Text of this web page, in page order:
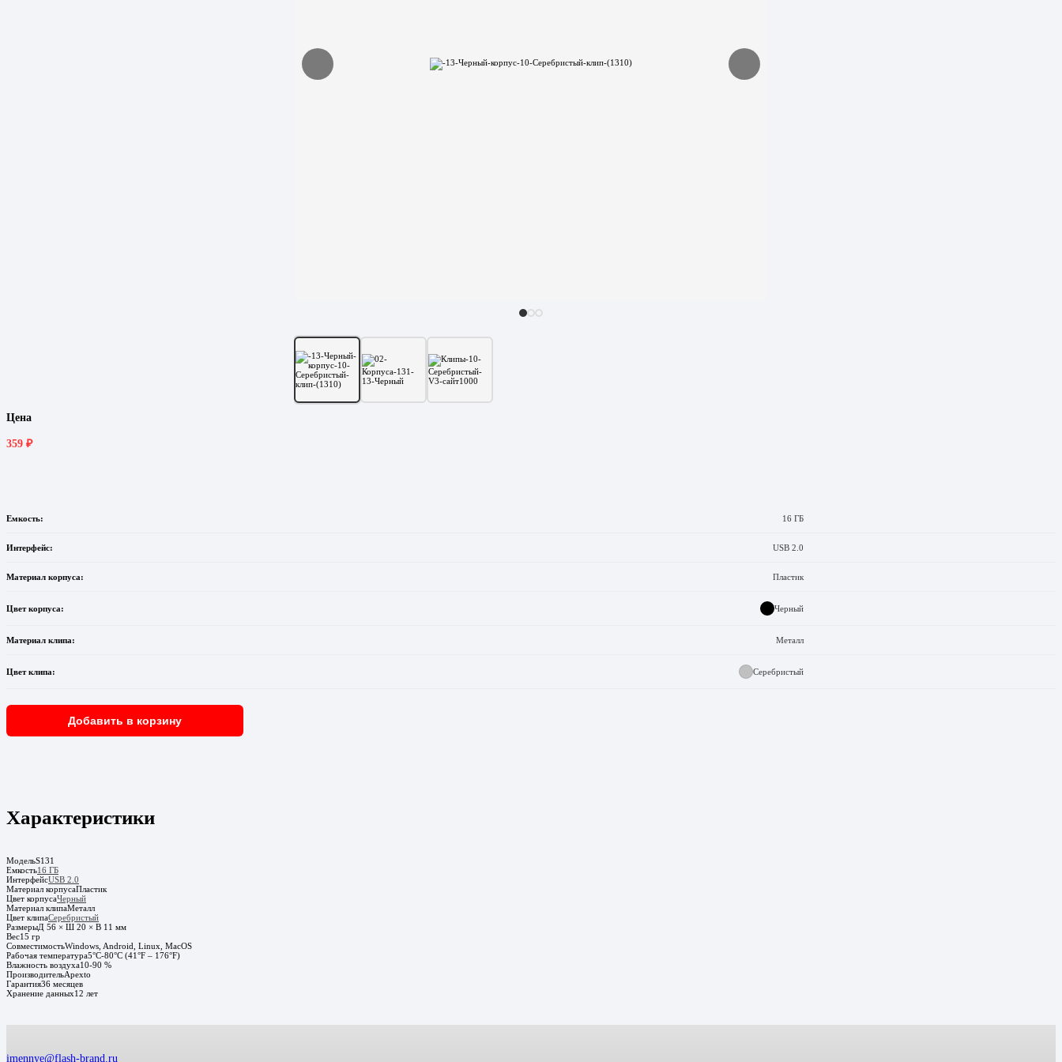
Цена
359 ₽
Емкость: 16 ГБ
Интерфейс: USB 2.0
Материал корпуса: Пластик
Цвет корпуса: Черный
Материал клипа: Металл
Цвет клипа: Серебристый
Добавить в корзину
Характеристики
МодельS131
Емкость16 ГБ
ИнтерфейсUSB 2.0
Материал корпусаПластик
Цвет корпусаЧерный
Материал клипаМеталл
Цвет клипаСеребристый
РазмерыД 56 × Ш 20 × В 11 мм
Вес15 гр
СовместимостьWindows, Android, Linux, MacOS
Рабочая температура5°C-80°C (41°F – 176°F)
Влажность воздуха10-90 %
ПроизводительApexto
Гарантия36 месяцев
Хранение данных12 лет
imennye@flash-brand.ru